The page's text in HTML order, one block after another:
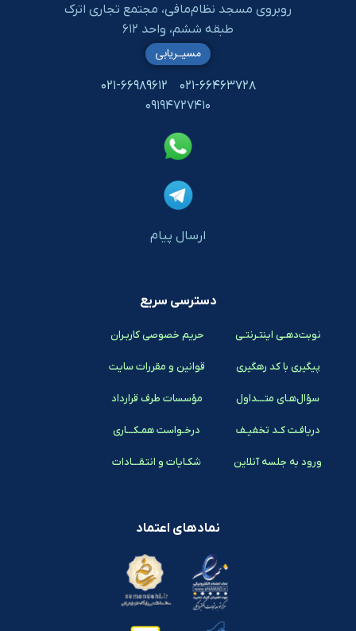
روبروی مسجد نظام‌مافی، مجتمع تجاری اترک
طبقه ششم، واحد ۶۱۲
۰۲۱-۶۶۴۶۳۷۲۸
۰۲۱-۶۶۹۸۹۶۱۲
۰۹۱۹۴۷۲۷۴۱۰
ارسال پیام
مسیـریابی
دسترسی سریع
نوبت‌دهـی اینتـرنتـی
پیگیری با کد رهگیری
سؤال‌هـای متـــداول
دریافـت کـد تخفیـف
ورود به جلسه آنلاین
حریم خصوصی کاربـران
قوانین و مقررات سایت
مؤسسات طرف قرارداد
درخـواست همـکـــاری
شکـایات و انتقـــادات
نمادهای اعتماد